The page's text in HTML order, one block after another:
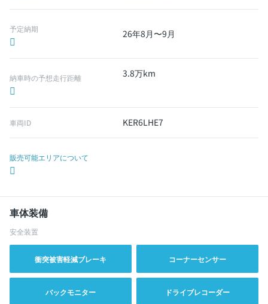
予定納期 26年8月〜9月
納車時の予想走行距離 3.8万km
車両ID KER6LHE7
販売可能エリアについて
車体装備
安全装置
衝突被害軽減ブレーキ コーナーセンサー
バックモニター ドライブレコーダー